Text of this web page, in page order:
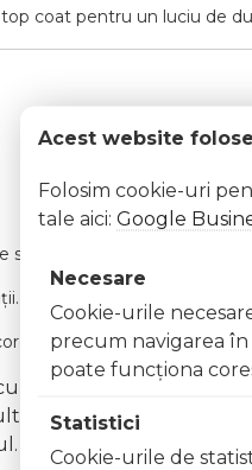
top coat pentru un luciu de
surse de căldură și foc.
și ferit de lumina directă.
ochii. În caz de
un specialist Nu
caz de ingerare
Acest website
Folosim cookie-uri
tale aici: Google
Necesare
Cookie-urile
precum navigarea în
poate funcţiona
Statistici
Cookie-urile de